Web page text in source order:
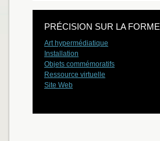
PRÉCISION SUR LA FORME
Art hypermédiatique
Installation
Objets commémoratifs
Ressource virtuelle
Site Web